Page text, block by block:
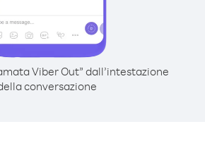
Viber Out” dall’intestazione
conversazione